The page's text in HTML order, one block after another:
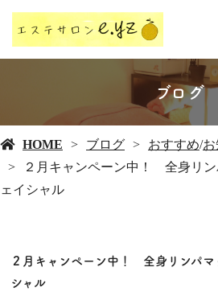
ブログ
HOME ブログ おすすめ/お
２月キャンペーン中！ 全身リ
ェイシャル
２月キャンペーン中！ 全身リンパマ
シャル